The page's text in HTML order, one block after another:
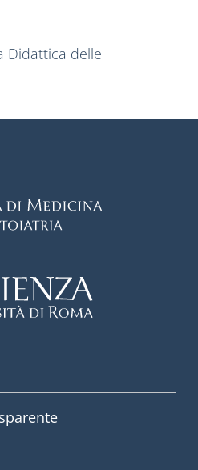
Didattica delle